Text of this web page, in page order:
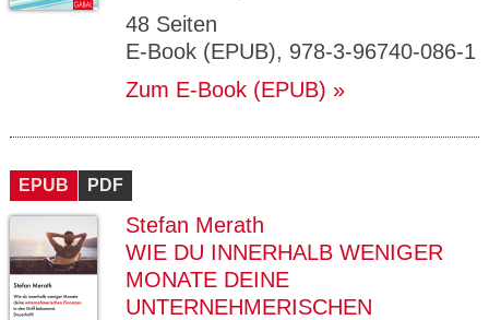
48 Seiten
E-Book (EPUB), 978-3-96740-086-1
Zum E-Book (EPUB)
EPUB PDF
Stefan Merath
WIE DU INNERHALB WENIGER
MONATE DEINE
UNTERNEHMERISCHEN